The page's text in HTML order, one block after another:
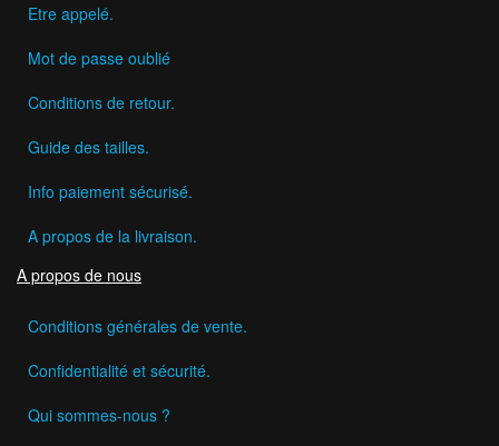
Etre appelé.
Mot de passe oublié
Conditions de retour.
Guide des tailles.
Info paiement sécurisé.
A propos de la livraison.
A propos de nous
Conditions générales de vente.
Confidentialité et sécurité.
Qui sommes-nous ?